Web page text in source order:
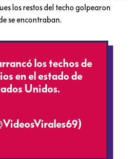
los restos del techo golpearon
se encontraban.
los techos de
en el estado de
Unidos.